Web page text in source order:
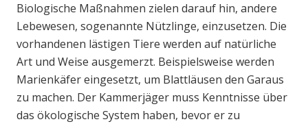
Biologische Maßnahmen zielen darauf hin, andere
Lebewesen, sogenannte Nützlinge, einzusetzen. Die
vorhandenen lästigen Tiere werden auf natürliche
Art und Weise ausgemerzt. Beispielsweise werden
Marienkäfer eingesetzt, um Blattläusen den Garaus
zu machen. Der Kammerjäger muss Kenntnisse über
das ökologische System haben, bevor er zu